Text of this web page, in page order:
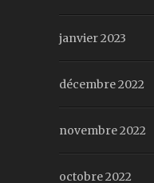
janvier 2023
décembre 2022
novembre 2022
octobre 2022